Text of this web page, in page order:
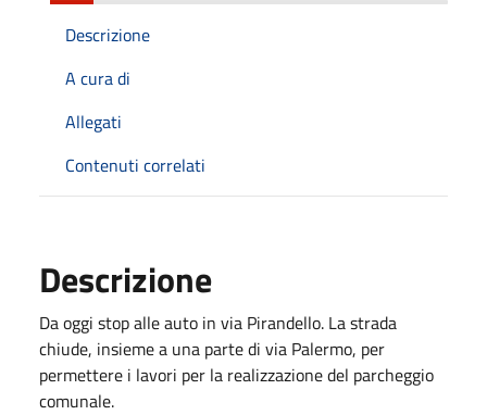
Descrizione
A cura di
Allegati
Contenuti correlati
Descrizione
Da oggi stop alle auto in via Pirandello. La strada
chiude, insieme a una parte di via Palermo, per
permettere i lavori per la realizzazione del parcheggio
comunale.